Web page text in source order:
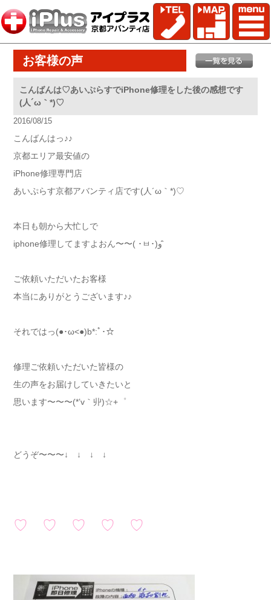
お客様の声
こんばんは♡あいぷらすでiPhone修理をした後の感想です
(人´ω｀*)♡
2016/08/15
こんばんはっ♪♪
京都エリア最安値の
iPhone修理専門店
あいぷらす京都アバンティ店です(人´ω｀*)♡
本日も朝から大忙しで
iphone修理してますよおん〜〜( ･ㅂ･)و ̑̑
ご依頼いただいたお客様
本当にありがとうございます♪♪
それではっ(●･ω<●)b*:ﾟ･☆
修理ご依頼いただいた皆様の
生の声をお届けしていきたいと
思います〜〜〜(*’v｀丱)☆+゜
どうぞ〜〜〜↓ ↓ ↓ ↓
♡ ♡ ♡ ♡ ♡